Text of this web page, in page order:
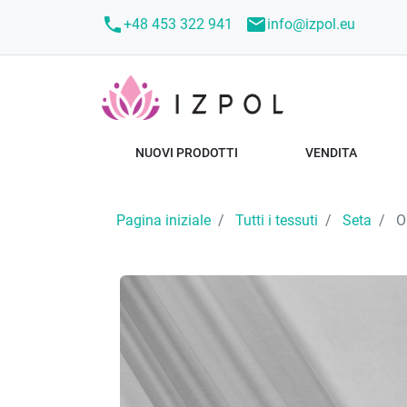
call+48 453 322 941 mailinfo@izpol.eu
NUOVI PRODOTTI VENDITA
Pagina iniziale Tutti i tessuti Seta